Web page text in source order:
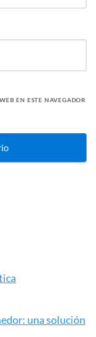
EN ESTE NAVEGADOR
una solución